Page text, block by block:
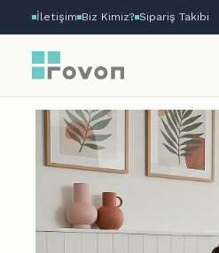
İletişim Biz Kimiz? Sipariş Takibi